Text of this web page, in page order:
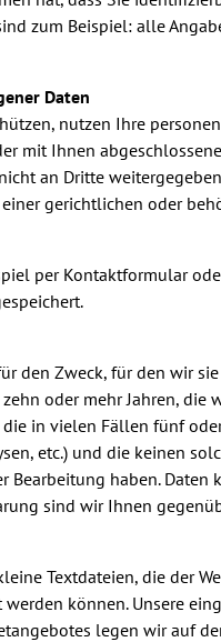
zum Beispiel: alle
Daten
nutzen Ihre
mit Ihnen
an Dritte
gerichtlichen oder
per Kontaktformular
den Zweck, für den wir
oder mehr Jahren, die
in vielen Fällen fünf
etc.) und die keinen
Bearbeitung haben.
sind wir Ihnen
Textdateien, die der
können. Unsere
legen wir auf